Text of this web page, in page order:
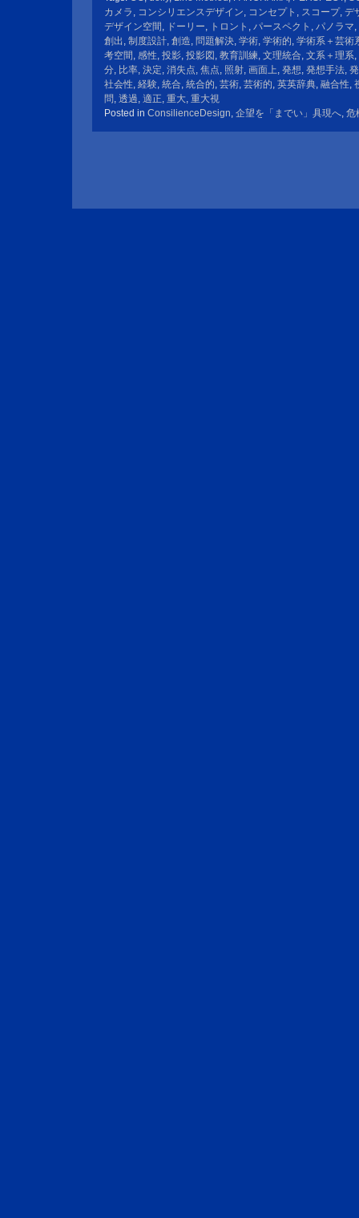
カメラ , コンシリエンスデザイン, コンセプト , スコープ, デ
デザイン空間 , ドーリー, トロント , パースペクト , パノラマ,
創出 , 制度設計, 創造, 問題解決, 学術, 学術的, 学術系＋芸術
考空間 , 感性, 投影, 投影図 , 教育訓練, 文理統合, 文系＋理系,
分, 比率, 決定, 消失点, 焦点, 照射, 画面上, 発想, 発想手法,
社会性, 経験, 統合, 統合的, 芸術, 芸術的, 英英辞典, 融合性,
問, 透過, 適正, 重大, 重大視
Posted in ConsilienceDesign, 企望を「までい」具現へ, 危